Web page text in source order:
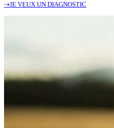
⇢JE VEUX UN DIAGNOSTIC